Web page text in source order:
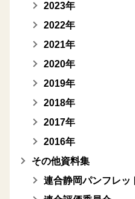
2023年
2022年
2021年
2020年
2019年
2018年
2017年
2016年
その他資料集
連合静岡パンフレッ